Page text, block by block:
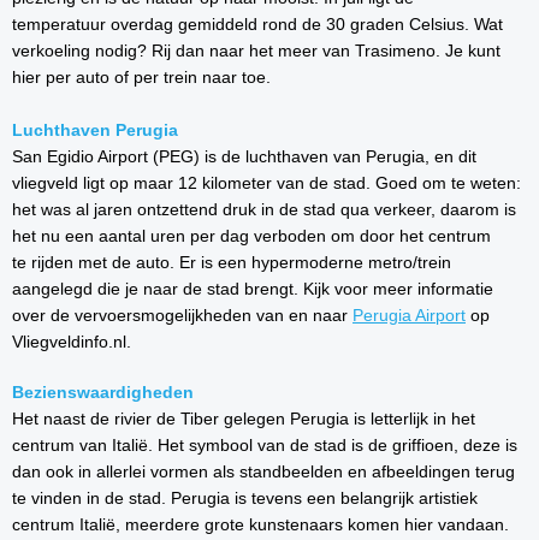
temperatuur overdag gemiddeld rond de 30 graden Celsius. Wat
verkoeling nodig? Rij dan naar het meer van Trasimeno. Je kunt
hier per auto of per trein naar toe.
Luchthaven Perugia
San Egidio Airport (PEG) is de luchthaven van Perugia, en dit
vliegveld ligt op maar 12 kilometer van de stad. Goed om te weten:
het was al jaren ontzettend druk in de stad qua verkeer, daarom is
het nu een aantal uren per dag verboden om door het centrum
te rijden met de auto. Er is een hypermoderne metro/trein
aangelegd die je naar de stad brengt. Kijk voor meer informatie
over de vervoersmogelijkheden van en naar Perugia Airport op
Vliegveldinfo.nl.
Bezienswaardigheden
Het naast de rivier de Tiber gelegen Perugia is letterlijk in het
centrum van Italië. Het symbool van de stad is de griffioen, deze is
dan ook in allerlei vormen als standbeelden en afbeeldingen terug
te vinden in de stad. Perugia is tevens een belangrijk artistiek
centrum Italië, meerdere grote kunstenaars komen hier vandaan.